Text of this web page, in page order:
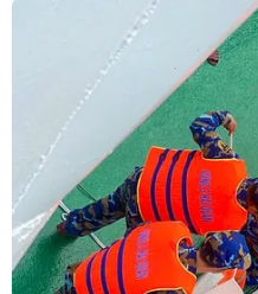
08/08/2026 14:03
Cựu Trưởng ban quản
lừa bán căn hộ tái định
đoạt hơn 2 tỷ đồng
08/08/2026 13:41